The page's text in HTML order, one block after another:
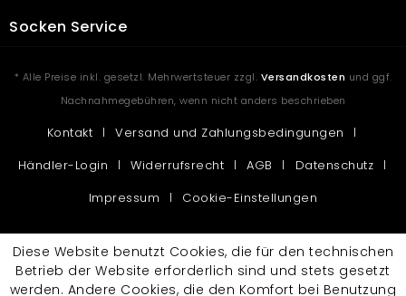
Socken Service
* Alle Preise inkl. gesetzl. Mehrwertsteuer zzgl. Versandkosten und ggf.
Nachnahmegebühren, wenn nicht anders beschrieben
Kontakt
Versand und Zahlungsbedingungen
Händler-Login
Widerrufsrecht AGB
Datenschutz
Impressum
Cookie-Einstellungen
Diese Website benutzt Cookies, die für den technischen
Betrieb der Website erforderlich sind und stets gesetzt
werden. Andere Cookies, die den Komfort bei Benutzung